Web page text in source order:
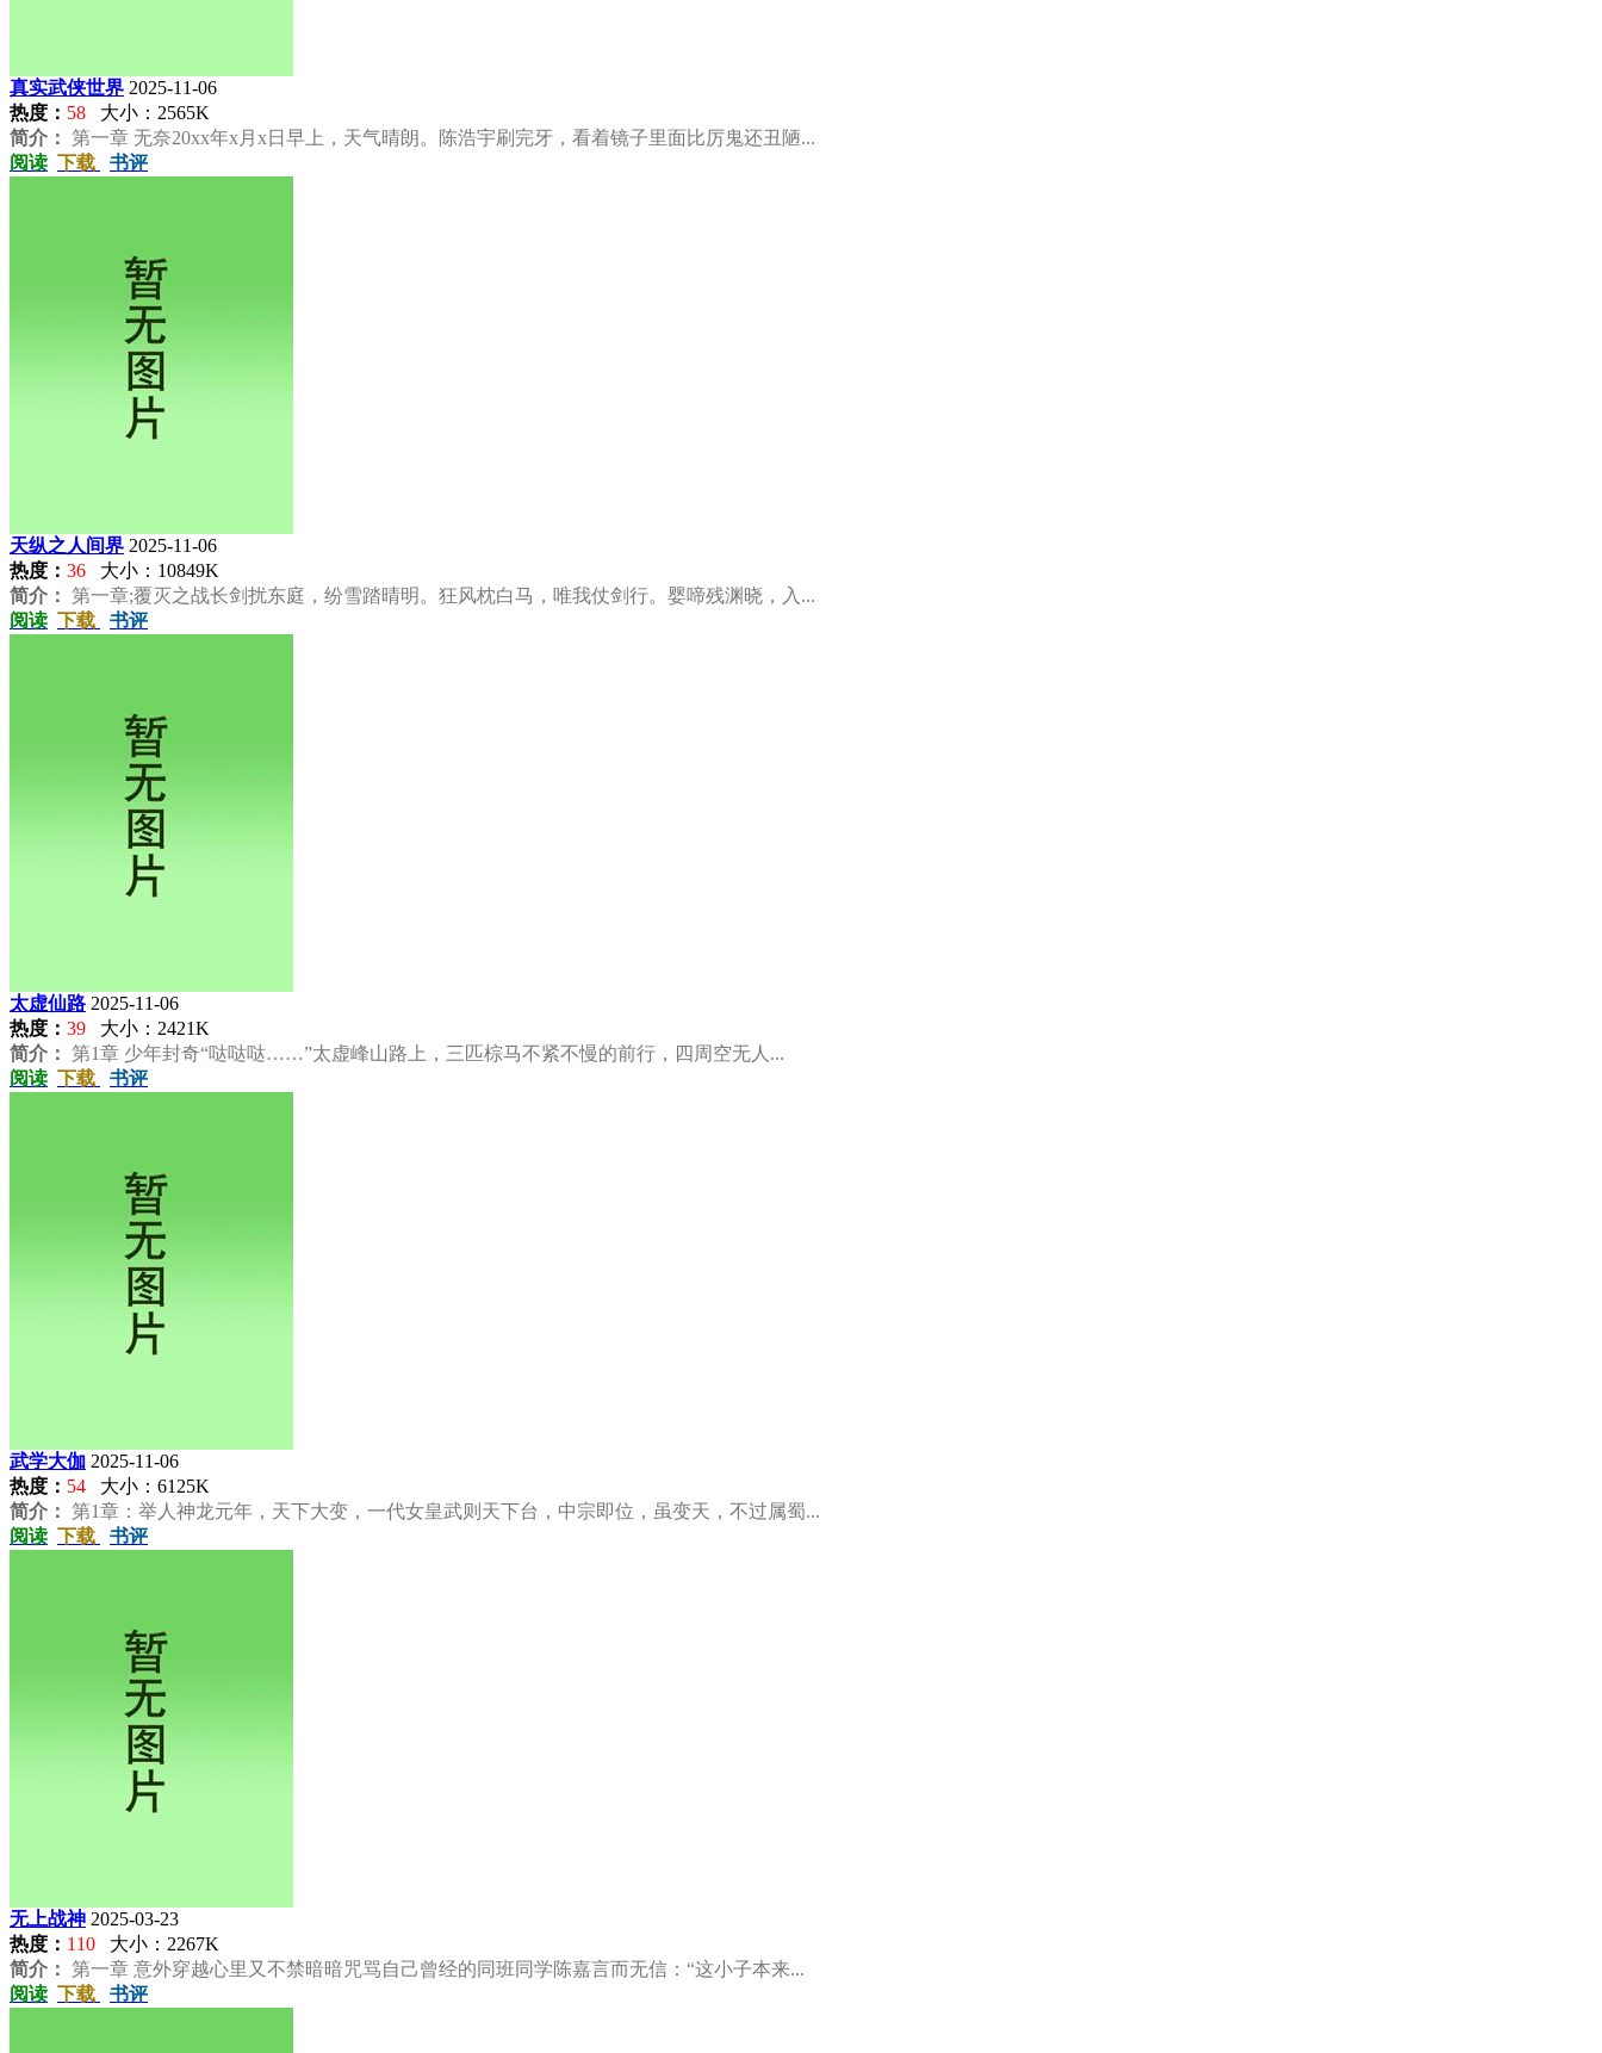
真实武侠世界 2025-11-06
热度： 58 大小：2565K
简介： 第一章 无奈20xx年x月x日早上，天气晴朗。陈浩宇刷完牙，看着镜子里面比厉鬼还丑陋...
阅读 下载 书评
天纵之人间界 2025-11-06
热度： 36 大小：10849K
简介： 第一章;覆灭之战长剑扰东庭，纷雪踏晴明。狂风枕白马，唯我仗剑行。婴啼残渊晓，入...
阅读 下载 书评
太虚仙路 2025-11-06
热度： 39 大小：2421K
简介： 第1章 少年封奇“哒哒哒……”太虚峰山路上，三匹棕马不紧不慢的前行，四周空无人...
阅读 下载 书评
武学大伽 2025-11-06
热度： 54 大小：6125K
简介： 第1章：举人神龙元年，天下大变，一代女皇武则天下台，中宗即位，虽变天，不过属蜀...
阅读 下载 书评
无上战神 2025-03-23
热度： 110 大小：2267K
简介： 第一章 意外穿越心里又不禁暗暗咒骂自己曾经的同班同学陈嘉言而无信：“这小子本来...
阅读 下载 书评